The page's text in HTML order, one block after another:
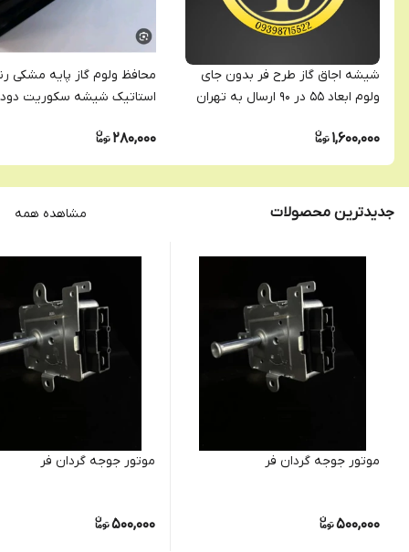
شیشه اجاق گاز طرح فر بدون جای
ولوم ابعاد ۵۵ در ۹۰ ارسال به تهران
1,600,000
محافظ ولوم گاز پایه مشکی
استاتیک شیشه سکوریت
280,000
جدیدترین محصولات مشاهده همه
موتور جوجه گردان فر
500,000
موتور جوجه گردان فر
500,000